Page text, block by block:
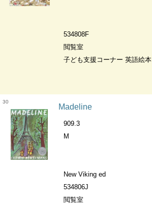
534808F
閲覧室
子ども支援コーナー 英語絵本
30
Madeline
909.3
M
New Viking ed
534806J
閲覧室